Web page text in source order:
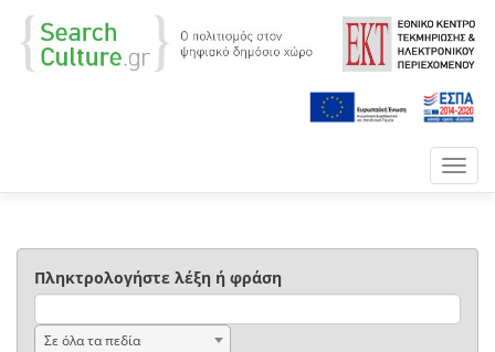
Πληκτρολογήστε λέξη ή φράση
Σε όλα τα πεδία